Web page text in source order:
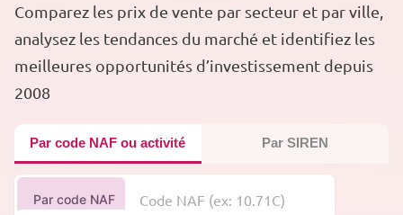
Comparez les prix de vente par secteur et par ville,
analysez les tendances du marché et identifiez les
meilleures opportunités d’investissement depuis
2008
Par code NAF ou activité Par SIREN
Par code NAF